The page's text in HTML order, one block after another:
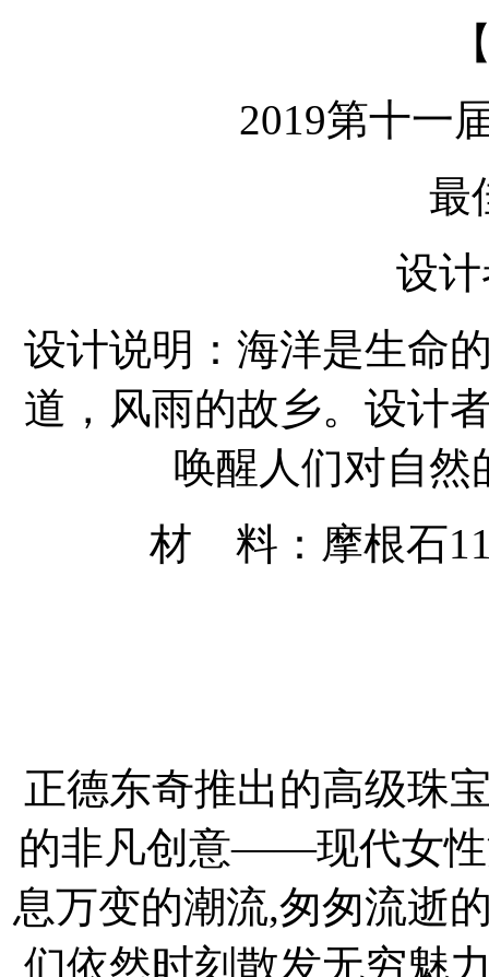
2019第十一
最
设
设计说明：海洋是生命
道，风雨的故乡。设计
唤醒人们对自然
材 料：摩根石
正德东奇推出的高级珠
的非凡创意——现代女性
息万变的潮流,匆匆流逝
们依然时刻散发无穷魅